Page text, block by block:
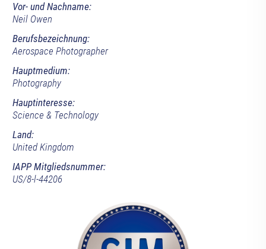
Vor- und Nachname:
Neil Owen
Berufsbezeichnung:
Aerospace Photographer
Hauptmedium:
Photography
Hauptinteresse:
Science & Technology
Land:
United Kingdom
IAPP Mitgliedsnummer:
US/8-l-44206